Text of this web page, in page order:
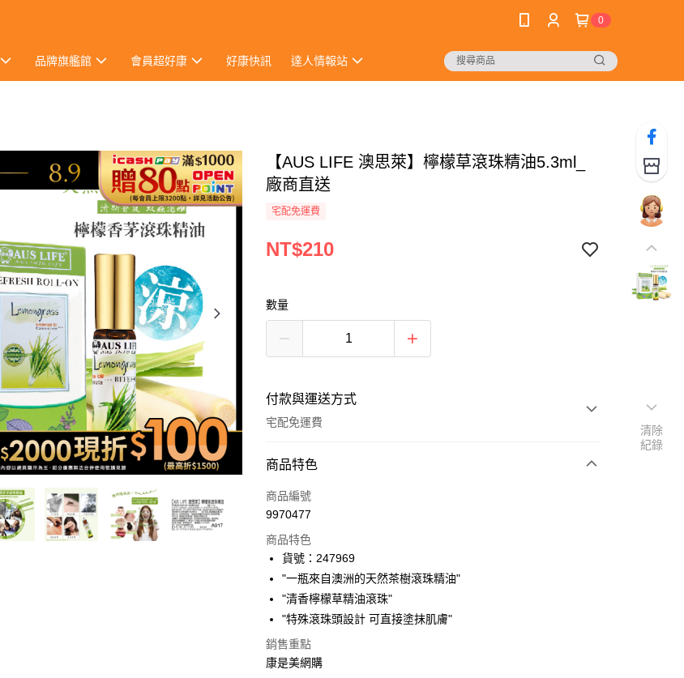
0
品牌旗艦館 會員超好康 好康快訊 達人情報站
【AUS LIFE 澳思萊】檸檬草滾珠精油5.3ml_
廠商直送
宅配免運費
NT$210
數量
付款與運送方式
宅配免運費
付款方式
icash Pay
數位禮券
LINE Pay
Apple Pay
街口支付
商品特色
商品編號
9970477
商品特色
貨號：247969
"一瓶來自澳洲的天然茶樹滾珠精油"
"清香檸檬草精油滾珠"
"特殊滾珠頭設計 可直接塗抹肌膚"
銷售重點
康是美網購
清除
紀錄